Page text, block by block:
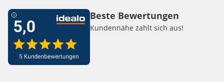
Beste Bewertungen
Kundennähe zahlt sich aus!